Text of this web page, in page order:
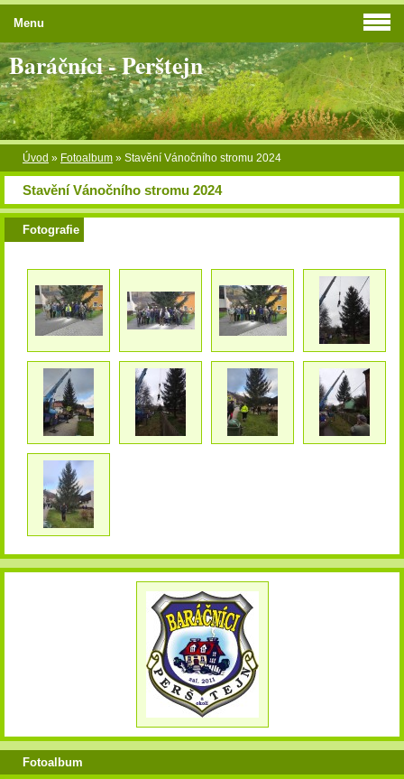
Baráčníci - Perštejn
Úvod » Fotoalbum » Stavění Vánočního stromu 2024
Stavění Vánočního stromu 2024
Fotografie
Menu
Fotoalbum